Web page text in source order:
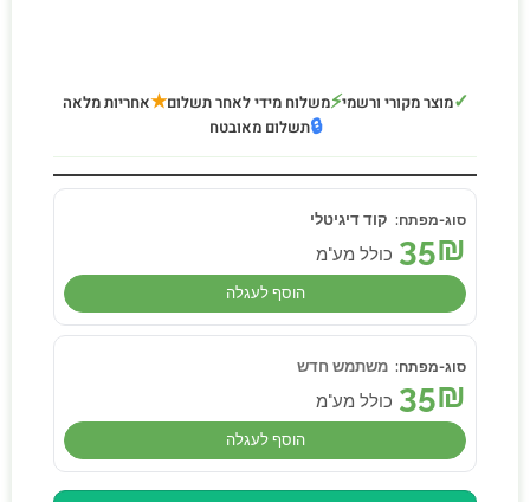
✓מוצר מקורי ורשמי⚡משלוח מידי לאחר תשלום★אחריות מלאה
🔒תשלום מאובטח
קוד דיגיטלי
35₪ כולל מע"מ
הוסף לעגלה
משתמש חדש
35₪ כולל מע"מ
הוסף לעגלה